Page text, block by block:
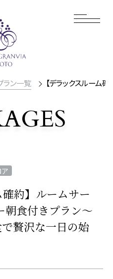
宿泊プラン一覧
ラン一覧 【デラックスルーム
確約】ルームサー
朝食付きプラン～
贅沢な一日の始
ア